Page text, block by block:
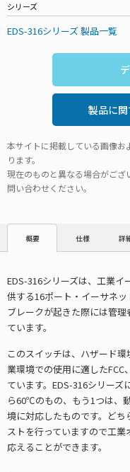
シリーズ
EDS-316シリーズ 製品一覧
製品に
本サイトに掲載している画像
ります。
現在のものと異なる場合がご
問い合わせください。
概要 仕様 詳
EDS-316シリーズは、工業
供する16ポート・イーサネ
ブレークが起きた際には管
ています。
このスイッチは、ハザード
業環境での使用に適したFCC
ています。EDS-316シリー
ら60℃のもの、もう1つは、
境に対応したものです。ど
ストを行っていますので工
応えることができます。